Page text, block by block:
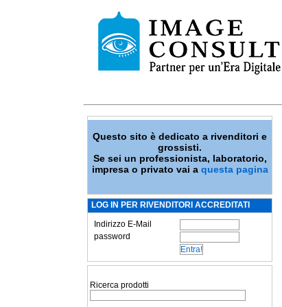
Questo sito è dedicato a rivenditori e
grossisti.
Se sei un professionista, laboratorio,
impresa o privato vai a questa pagina
LOG IN PER RIVENDITORI ACCREDITATI
Indirizzo E-Mail
password
Ricerca prodotti